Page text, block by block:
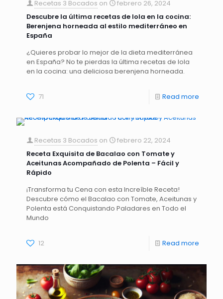
Recetas 3 Bocados on
febrero 26, 2024
Descubre la última recetas de lola en la cocina:
Berenjena horneada al estilo mediterráneo en
España
¿Quieres probar lo mejor de la dieta mediterránea
en España? No te pierdas la última recetas de lola
en la cocina: una deliciosa berenjena horneada.
71 Read more
Recetas 3 Bocados on
febrero 22, 2024
Receta Exquisita de Bacalao con Tomate y
Aceitunas Acompañado de Polenta – Fácil y
Rápido
¡Transforma tu Cena con esta Increíble Receta!
Descubre cómo el Bacalao con Tomate, Aceitunas y
Polenta está Conquistando Paladares en Todo el
Mundo
12 Read more